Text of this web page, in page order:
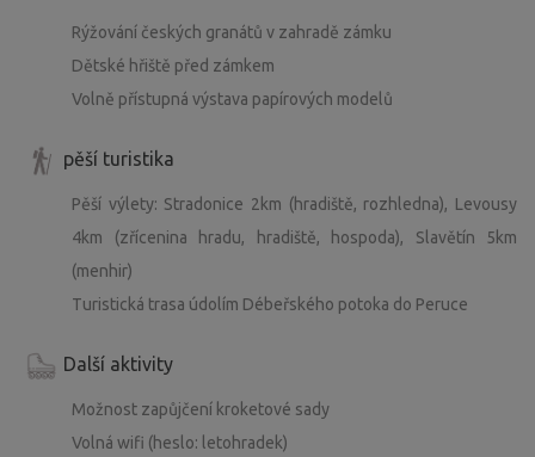
Rýžování českých granátů v zahradě zámku
Dětské hřiště před zámkem
Volně přístupná výstava papírových modelů
pěší turistika
Pěší výlety: Stradonice 2km (hradiště, rozhledna), Levousy
4km (zřícenina hradu, hradiště, hospoda), Slavětín 5km
(menhir)
Turistická trasa údolím Débeřského potoka do Peruce
Další aktivity
Možnost zapůjčení kroketové sady
Volná wifi (heslo: letohradek)